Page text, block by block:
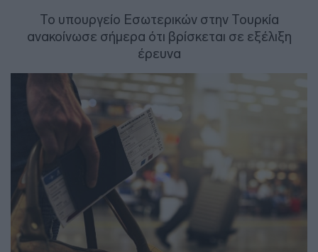
Το υπουργείο Εσωτερικών στην Τουρκία
ανακοίνωσε σήμερα ότι βρίσκεται σε εξέλιξη
έρευνα